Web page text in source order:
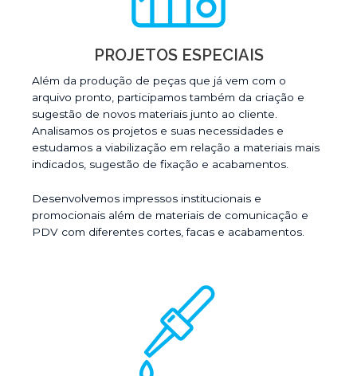
PROJETOS ESPECIAIS
Além da produção de peças que já vem com o
arquivo pronto, participamos também da criação e
sugestão de novos materiais junto ao cliente.
Analisamos os projetos e suas necessidades e
estudamos a viabilização em relação a materiais mais
indicados, sugestão de fixação e acabamentos.
Desenvolvemos impressos institucionais e
promocionais além de materiais de comunicação e
PDV com diferentes cortes, facas e acabamentos.